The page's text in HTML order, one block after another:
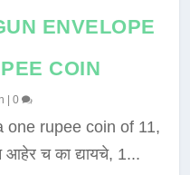
ENVELOPE
COIN
|0
one rupee coin of 11,
च का द्यायचे, 1...